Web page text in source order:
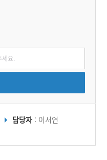
담당자 : 이서연